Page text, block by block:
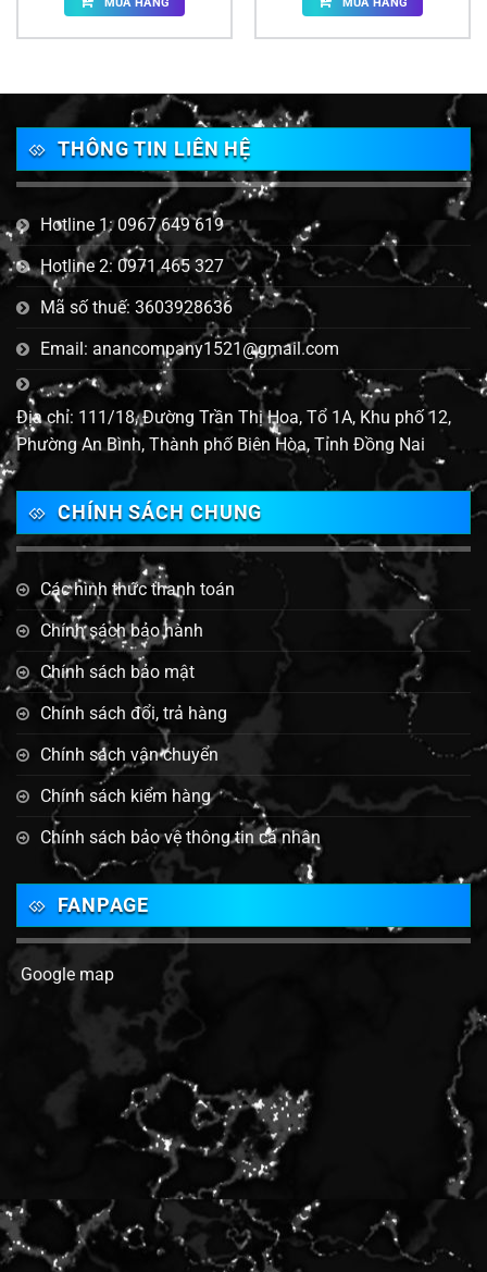
THÔNG TIN LIÊN HỆ
Hotline 1: 0967 649 619
Hotline 2: 0971 465 327
Mã số thuế: 3603928636
Email: anancompany1521@gmail.com
Địa chỉ: 111/18, Đường Trần Thị Hoa, Tổ 1A, Khu phố 12,
Phường An Bình, Thành phố Biên Hòa, Tỉnh Đồng Nai
CHÍNH SÁCH CHUNG
Các hình thức thanh toán
Chính sách bảo hành
Chính sách bảo mật
Chính sách đổi, trả hàng
Chính sách vận chuyển
Chính sách kiểm hàng
Chính sách bảo vệ thông tin cá nhân
FANPAGE
Google map